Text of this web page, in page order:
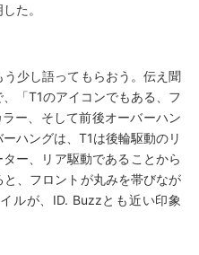
た。
少し語ってもらおう。伝え聞
「T1のアイコンでもある、フ
ー、そして前後オーバーハン
ハングは、T1は後輪駆動のリ
ー、リア駆動であることから
、フロントが丸みを帯びなが
ルが、ID. Buzzとも近い印象